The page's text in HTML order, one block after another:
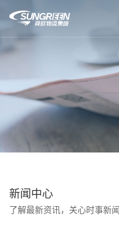
新闻中心
了解最新资讯，关心时事新闻